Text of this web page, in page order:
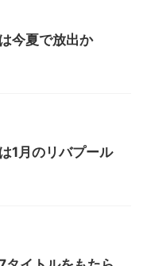
今夏で放出か
1月のリバプール